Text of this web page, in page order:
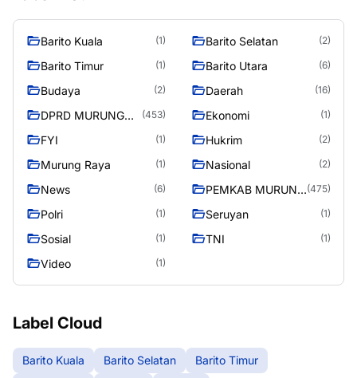
Barito Kuala (1) Barito Selatan (2)
Barito Timur (1) Barito Utara (6)
Budaya (2) Daerah (16)
DPRD MURUNG
(453) Ekonomi (1)
FYI (1) Hukrim (2)
Murung Raya (1) Nasional (2)
News (6)
PEMKAB MURUNG (475)
Polri (1) Seruyan (1)
Sosial (1) TNI (1)
Video (1)
Label Cloud
Barito Kuala Barito Selatan
Barito Timur